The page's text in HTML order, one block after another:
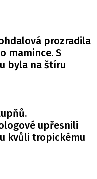
prozradila
mamince. S
byla na štíru
upřesnili
kvůli tropickému